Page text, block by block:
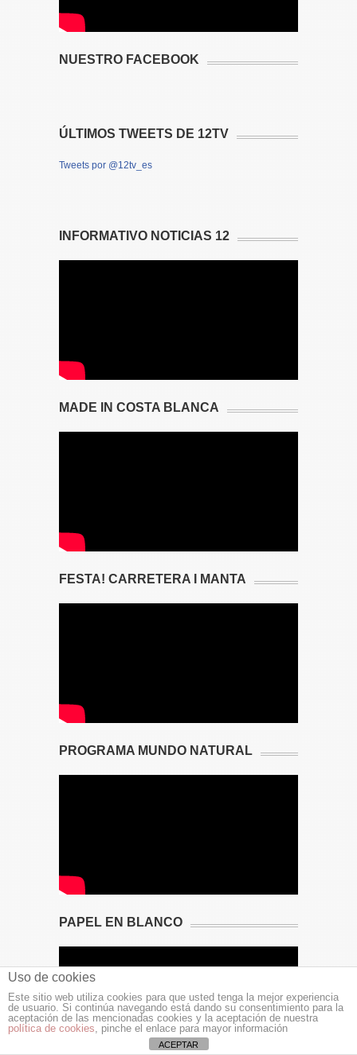
NUESTRO FACEBOOK
ÚLTIMOS TWEETS DE 12TV
Tweets por @12tv_es
INFORMATIVO NOTICIAS 12
MADE IN COSTA BLANCA
FESTA! CARRETERA I MANTA
PROGRAMA MUNDO NATURAL
PAPEL EN BLANCO
Uso de cookies
Este sitio web utiliza cookies para que usted tenga la mejor experiencia
de usuario. Si continúa navegando está dando su consentimiento para la
aceptación de las mencionadas cookies y la aceptación de nuestra
política de cookies, pinche el enlace para mayor información
ACEPTAR